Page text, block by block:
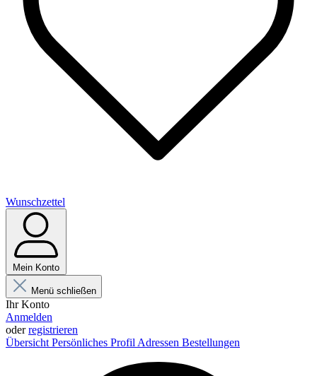
Wunschzettel
Mein Konto
Menü schließen
Ihr Konto
Anmelden
oderregistrieren
Übersicht Persönliches Profil Adressen Bestellungen